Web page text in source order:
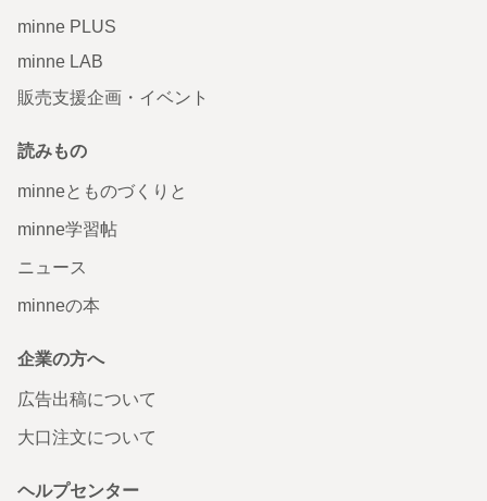
minne PLUS
minne LAB
販売支援企画・イベント
読みもの
minneとものづくりと
minne学習帖
ニュース
minneの本
企業の方へ
広告出稿について
大口注文について
ヘルプセンター